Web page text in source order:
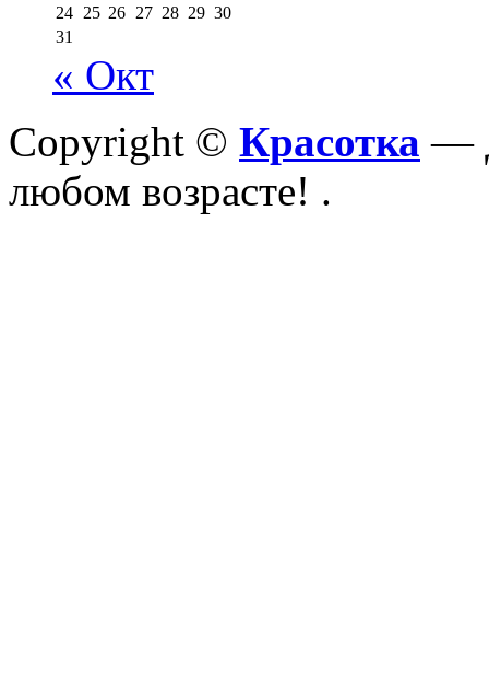
24 25 26 27 28 29 30
31
« Окт
Copyright © Красотка —
любом возрасте! .